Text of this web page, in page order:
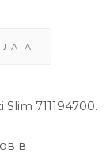
711194700.
в